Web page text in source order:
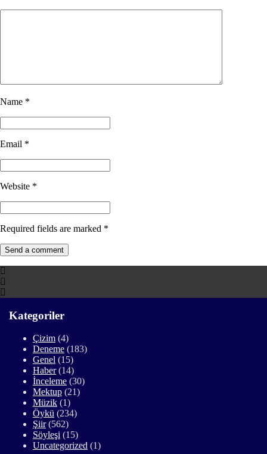
Name *
Email *
Website *
Required fields are marked *
Kategoriler
Çizim (4)
Deneme (183)
Genel (15)
Haber(14)
İnceleme (30)
Mektup (21)
Müzik (1)
Öykü (234)
Şiir(562)
Söyleşi (15)
Uncategorized (1)